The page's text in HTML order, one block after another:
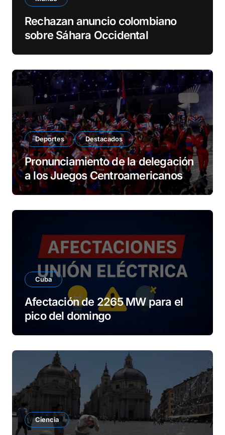
Rechazan anuncio colombiano
sobre Sáhara Occidental
Deportes Destacados
Pronunciamiento de la delegación
a los Juegos Centroamericanos
Cuba
Afectación de 2265 MW para el
pico del domingo
Ciencia